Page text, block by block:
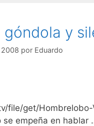
góndola y
por Eduardo
file/get/
empeña en hablar